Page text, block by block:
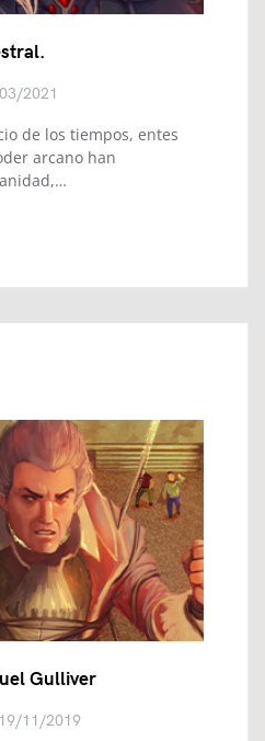
2021
de los tiempos, entes
arcano han
Gulliver
19/11/2019